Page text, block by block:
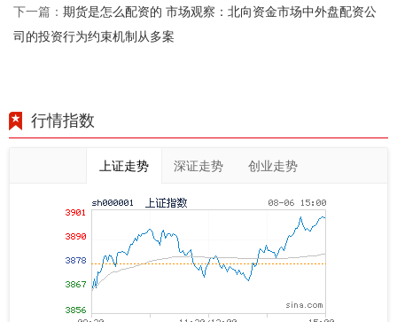
下一篇： 期货是怎么配资的 市场观察：北向资金市场中外盘配资公
司的投资行为约束机制从多案
行情指数
上证走势 深证走势 创业走势